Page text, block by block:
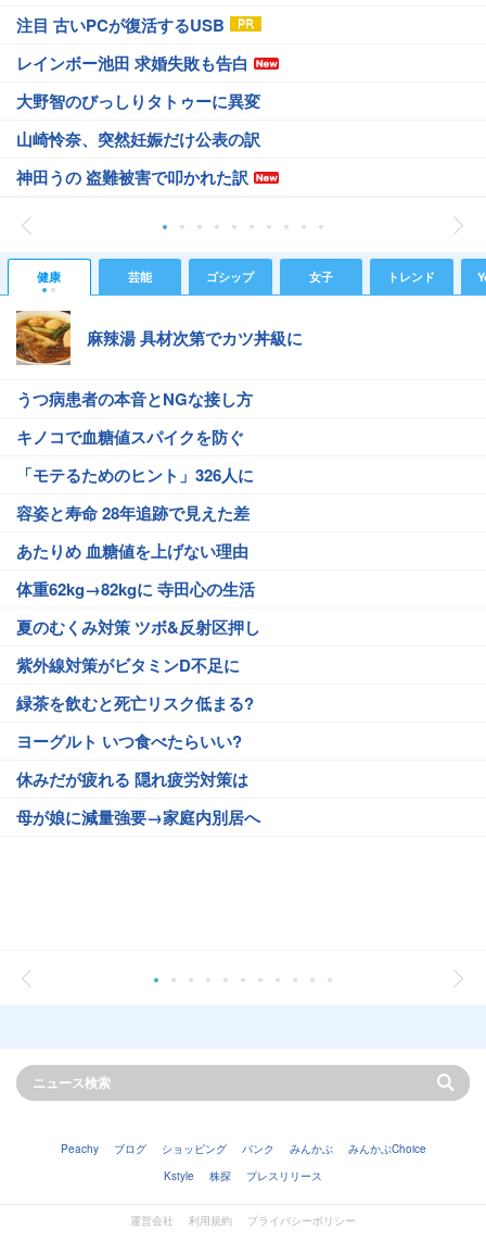
注目 古いPCが復活するUSB
レインボー池田 求婚失敗も告白
大野智のびっしりタトゥーに異変
山崎怜奈、突然妊娠だけ公表の訳
神田うの 盗難被害で叩かれた訳
健康 芸能 ゴシップ 女子 トレンド
麻辣湯 具材次第でカツ丼級に
うつ病患者の本音とNGな接し方
キノコで血糖値スパイクを防ぐ
「モテるためのヒント」326人に
容姿と寿命 28年追跡で見えた差
あたりめ 血糖値を上げない理由
体重62kg→82kgに 寺田心の生活
夏のむくみ対策 ツボ&反射区押し
紫外線対策がビタミンD不足に
緑茶を飲むと死亡リスク低まる?
ヨーグルト いつ食べたらいい?
休みだが疲れる 隠れ疲労対策は
母が娘に減量強要→家庭内別居へ
Peachy ブログ ショッピング バンク みんかぶ
みんかぶChoice
Kstyle
株探 プレスリリース
運営会社 利用規約
プライバシーポリシー